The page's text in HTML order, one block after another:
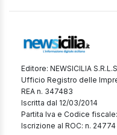
Editore: NEWSICILIA
Ufficio Registro delle
REA n. 347483
Iscritta dal 12/03/2014
Partita Iva e Codice
Iscrizione al ROC: n.